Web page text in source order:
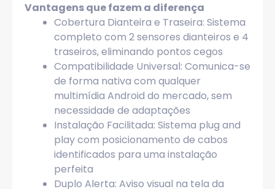
Vantagens que fazem a diferença
Cobertura Dianteira e Traseira: Sistema
completo com 2 sensores dianteiros e 4
traseiros, eliminando pontos cegos
Compatibilidade Universal: Comunica-se
de forma nativa com qualquer
multimídia Android do mercado, sem
necessidade de adaptações
Instalação Facilitada: Sistema plug and
play com posicionamento de cabos
identificados para uma instalação
perfeita
Duplo Alerta: Aviso visual na tela da